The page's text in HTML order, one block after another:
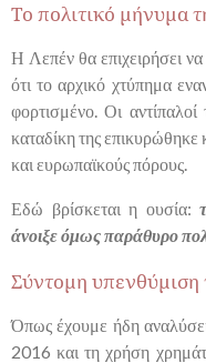
Το πολιτικό μήνυμα
Η Λεπέν θα επιχειρήσει
ότι το αρχικό χτύπημα
φορτισμένο. Οι
καταδίκη της
και ευρωπαϊκούς πόρους.
Εδώ βρίσκεται η ουσία:
άνοιξε όμως παράθυρο
Σύντομη υπενθύμιση
Όπως έχουμε ήδη
2016 και τη χρήση